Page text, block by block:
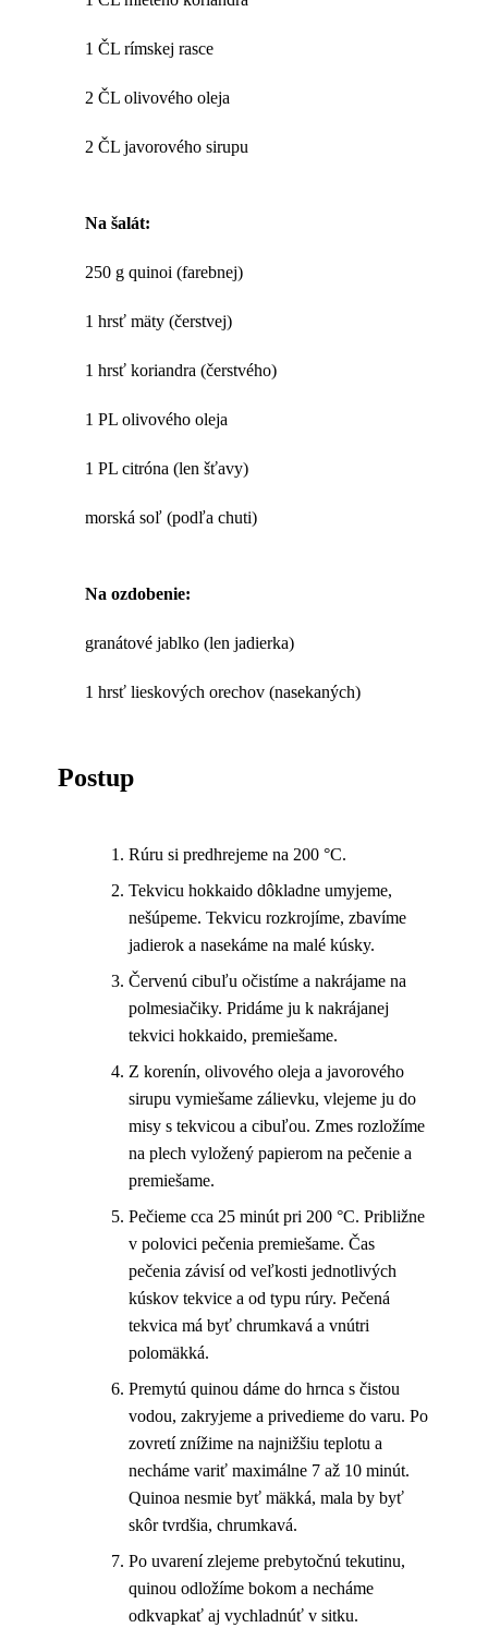
1 ČL rímskej rasce
2 ČL olivového oleja
2 ČL javorového sirupu
Na šalát:
250 g quinoi (farebnej)
1 hrsť mäty (čerstvej)
1 hrsť koriandra (čerstvého)
1 PL olivového oleja
1 PL citróna (len šťavy)
morská soľ (podľa chuti)
Na ozdobenie:
granátové jablko (len jadierka)
1 hrsť lieskových orechov (nasekaných)
Postup
Rúru si predhrejeme na 200 °C.
Tekvicu hokkaido dôkladne umyjeme,
nešúpeme. Tekvicu rozkrojíme, zbavíme
jadierok a nasekáme na malé kúsky.
Červenú cibuľu očistíme a nakrájame na
polmesiačiky. Pridáme ju k nakrájanej
tekvici hokkaido, premiešame.
Z korenín, olivového oleja a javorového
sirupu vymiešame zálievku, vlejeme ju do
misy s tekvicou a cibuľou. Zmes rozložíme
na plech vyložený papierom na pečenie a
premiešame.
Pečieme cca 25 minút pri 200 °C. Približne
v polovici pečenia premiešame. Čas
pečenia závisí od veľkosti jednotlivých
kúskov tekvice a od typu rúry. Pečená
tekvica má byť chrumkavá a vnútri
polomäkká.
Premytú quinou dáme do hrnca s čistou
vodou, zakryjeme a privedieme do varu. Po
zovretí znížime na najnižšiu teplotu a
necháme variť maximálne 7 až 10 minút.
Quinoa nesmie byť mäkká, mala by byť
skôr tvrdšia, chrumkavá.
Po uvarení zlejeme prebytočnú tekutinu,
quinou odložíme bokom a necháme
odkvapkať aj vychladnúť v sitku.